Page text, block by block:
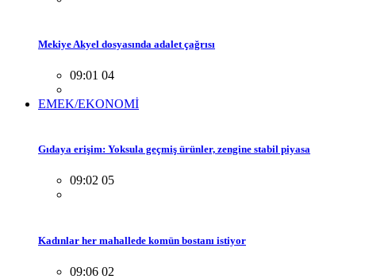
Mekiye Akyel dosyasında adalet çağrısı
09:01 04
EMEK/EKONOMİ
Gıdaya erişim: Yoksula geçmiş ürünler, zengine stabil piyasa
09:02 05
Kadınlar her mahallede komün bostanı istiyor
09:06 02